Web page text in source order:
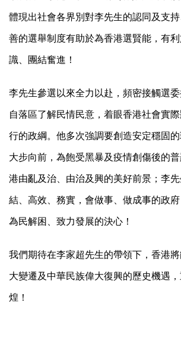
體現出社會各界別對李先生的認同及支
善的選舉制度有助於為香港選賢能，有
識、團結奮進！
李先生參選以來全力以赴，頻密接觸選
自落區了解民情民意，着眼香港社會實
行的政綱。他多次強調要創造安定穩固
大步向前，為飽受黑暴及疫情創傷後的
港由亂及治、由治及興的美好前景；李
結、高效、務實，會做事、做成事的政
為民解困、致力發展的決心！
我們期待在李家超先生的帶領下，香港
大變遷及中華民族偉大復興的歷史機遇
煌！